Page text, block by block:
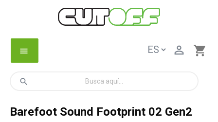
menu shopping_cart

search
Barefoot Sound Footprint 02 Gen2